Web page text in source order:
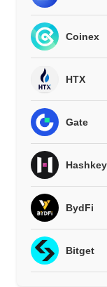
Coinex
HTX
Gate
Hashkey
BydFi
Bitget